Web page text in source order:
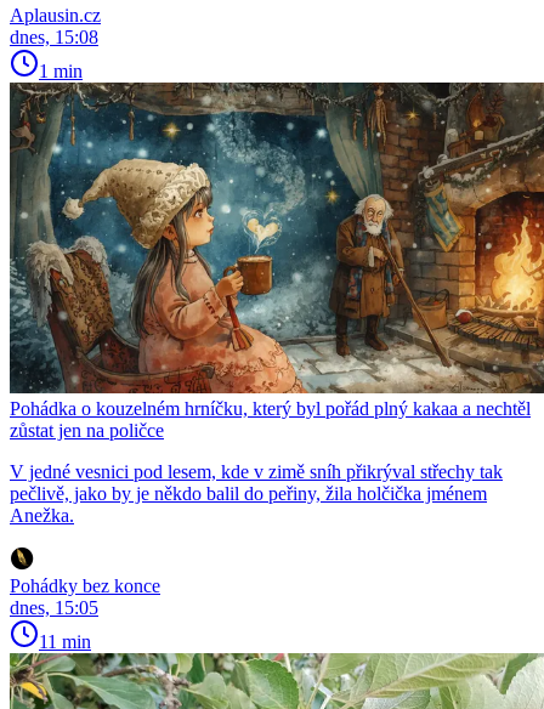
Aplausin.cz
dnes, 15:08
1 min
Pohádka o kouzelném hrníčku, který byl pořád plný kakaa a nechtěl
zůstat jen na poličce
V jedné vesnici pod lesem, kde v zimě sníh přikrýval střechy tak
pečlivě, jako by je někdo balil do peřiny, žila holčička jménem
Anežka.
Pohádky bez konce
dnes, 15:05
11 min